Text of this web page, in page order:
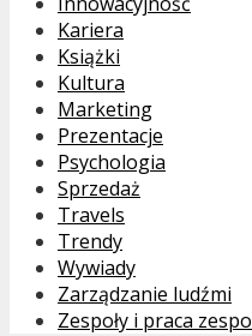
Kariera
Książki
Kultura
Marketing
Prezentacje
Psychologia
Sprzedaż
Travels
Trendy
Wywiady
Zarządzanie ludźmi
Zespoły i praca